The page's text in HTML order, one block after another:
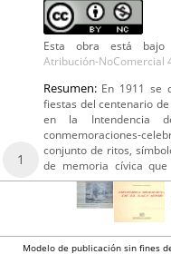
Esta obra está
Atribución-NoComercial
Resumen: En 1911 se
fiestas del centenario
en la Intendencia
conmemoraciones-
conjunto de ritos,
de memoria cívica
1
Modelo de publicación sin fines